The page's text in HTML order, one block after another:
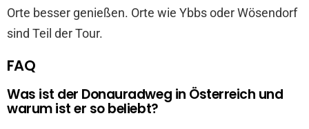
Orte besser genießen. Orte wie Ybbs oder Wösendorf
sind Teil der Tour.
FAQ
Was ist der Donauradweg in Österreich und
warum ist er so beliebt?